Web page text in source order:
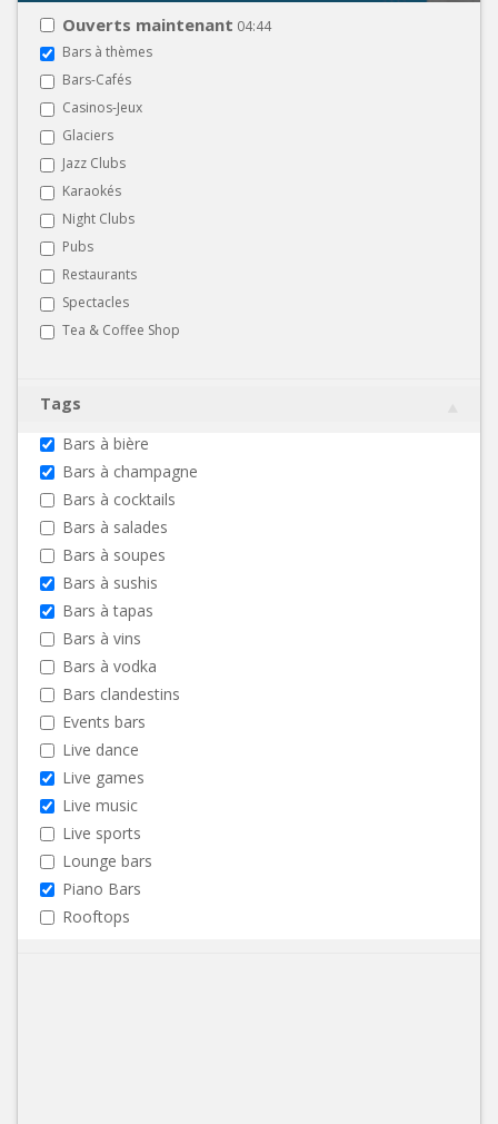
Ouverts maintenant 04:44
Bars à thèmes
Bars-Cafés
Casinos-Jeux
Glaciers
Jazz Clubs
Karaokés
Night Clubs
Pubs
Restaurants
Spectacles
Tea & Coffee Shop
Tags
Bars à bière
Bars à champagne
Bars à cocktails
Bars à salades
Bars à soupes
Bars à sushis
Bars à tapas
Bars à vins
Bars à vodka
Bars clandestins
Events bars
Live dance
Live games
Live music
Live sports
Lounge bars
Piano Bars
Rooftops